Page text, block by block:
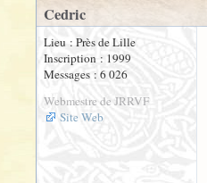
Cedric
Lieu : Près de Lille
Inscription : 1999
Messages : 6 026
Webmestre de JRRVF
Site Web